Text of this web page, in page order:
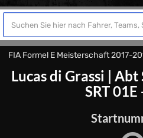
FIA Formel E Meisterschaft 2017-
Lucas di Grassi | Abt
SRT